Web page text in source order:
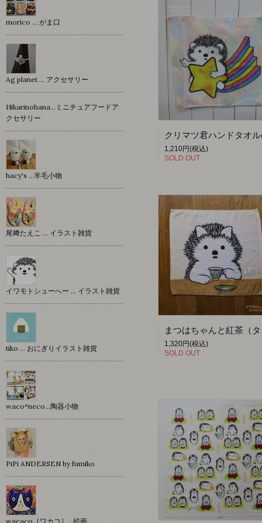
1,210円(税込)
SOLD OUT
1,320円(税込)
SOLD OUT
morico … がま口
Ag planet … アクセサリー
Hikarinohana…ミニチュアフードア
クセサリー
hacy's …羊毛小物
尾﨑たえこ … イラスト雑貨
イワモトシューへー … イラスト雑貨
tiko … おにぎりイラスト雑貨
waco*neco...陶器小物
PiPi ANDERSEN by fumiko
wacaco［ワカコ］…絵画